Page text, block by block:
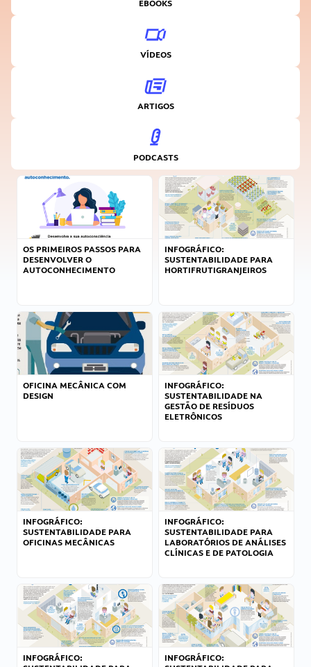
EBOOKS
VÍDEOS
ARTIGOS
PODCASTS
OS PRIMEIROS PASSOS PARA
DESENVOLVER O
AUTOCONHECIMENTO
INFOGRÁFICO:
SUSTENTABILIDADE PARA
HORTIFRUTIGRANJEIROS
OFICINA MECÂNICA COM
DESIGN
INFOGRÁFICO:
SUSTENTABILIDADE NA
GESTÃO DE RESÍDUOS
ELETRÔNICOS
INFOGRÁFICO:
SUSTENTABILIDADE PARA
OFICINAS MECÂNICAS
INFOGRÁFICO:
SUSTENTABILIDADE PARA
LABORATÓRIOS DE ANÁLISES
CLÍNICAS E DE PATOLOGIA
INFOGRÁFICO:
INFOGRÁFICO: